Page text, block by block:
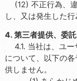
(12) 不正行為、
し、又は発生した
4. 第三者提供、委
4.1. 当社は、ユー
について、以下の
供しません。